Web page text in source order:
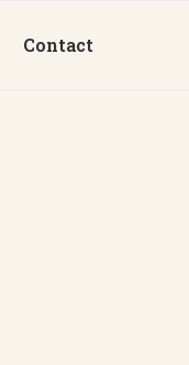
Contact